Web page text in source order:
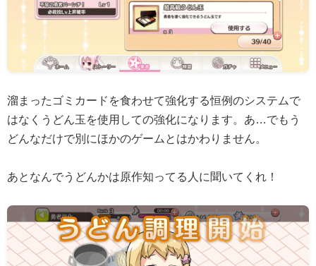
溜まったゴミカードを食わせて強化する恒例のシステムで
はなくうどん玉を使用しての強化になります。あ…でもう
どんなだけで別にほかのゲームとはかわりません。
あとなんでうどんかは原作知ってる人に聞いてくれ！